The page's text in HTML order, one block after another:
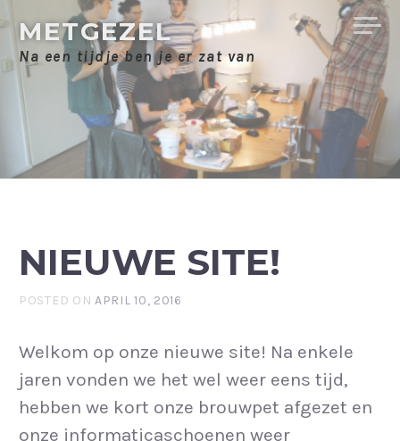
content
METGEZEL
Na een tijdje ben je er zat van
NIEUWE SITE!
POSTED ONAPRIL 10, 2016
Welkom op onze nieuwe site! Na enkele
jaren vonden we het wel weer eens tijd,
hebben we kort onze brouwpet afgezet en
onze informaticaschoenen weer